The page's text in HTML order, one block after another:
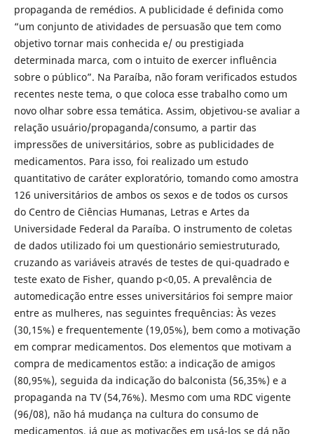
propaganda de remédios. A publicidade é definida como
“um conjunto de atividades de persuasão que tem como
objetivo tornar mais conhecida e/ ou prestigiada
determinada marca, com o intuito de exercer influência
sobre o público”. Na Paraíba, não foram verificados estudos
recentes neste tema, o que coloca esse trabalho como um
novo olhar sobre essa temática. Assim, objetivou-se avaliar a
relação usuário/propaganda/consumo, a partir das
impressões de universitários, sobre as publicidades de
medicamentos. Para isso, foi realizado um estudo
quantitativo de caráter exploratório, tomando como amostra
126 universitários de ambos os sexos e de todos os cursos
do Centro de Ciências Humanas, Letras e Artes da
Universidade Federal da Paraíba. O instrumento de coletas
de dados utilizado foi um questionário semiestruturado,
cruzando as variáveis através de testes de qui-quadrado e
teste exato de Fisher, quando p<0,05. A prevalência de
automedicação entre esses universitários foi sempre maior
entre as mulheres, nas seguintes frequências: Às vezes
(30,15%) e frequentemente (19,05%), bem como a motivação
em comprar medicamentos. Dos elementos que motivam a
compra de medicamentos estão: a indicação de amigos
(80,95%), seguida da indicação do balconista (56,35%) e a
propaganda na TV (54,76%). Mesmo com uma RDC vigente
(96/08), não há mudança na cultura do consumo de
medicamentos, já que as motivações em usá-los se dá não